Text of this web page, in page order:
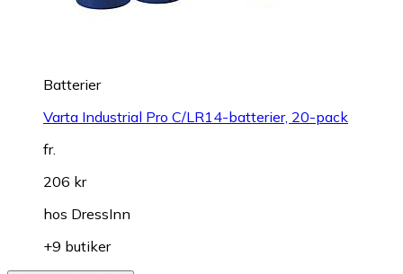
Batterier
Varta Industrial Pro C/LR14-batterier, 20-pack
fr.
206 kr
hos DressInn
+9 butiker